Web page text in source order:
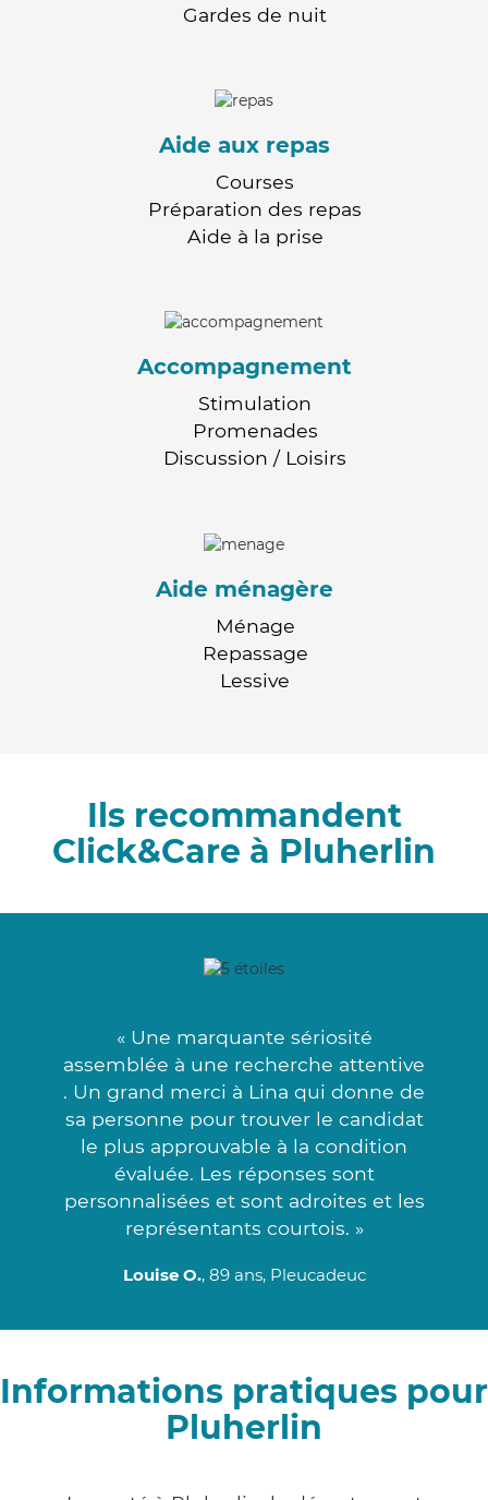
Gardes de nuit
Aide aux repas
Courses
Préparation des repas
Aide à la prise
Accompagnement
Stimulation
Promenades
Discussion / Loisirs
Aide ménagère
Ménage
Repassage
Lessive
Ils recommandent
Click&Care à Pluherlin
« Une marquante sériosité
assemblée à une recherche attentive
. Un grand merci à Lina qui donne de
sa personne pour trouver le candidat
le plus approuvable à la condition
évaluée. Les réponses sont
personnalisées et sont adroites et les
représentants courtois. »
Louise O., 89 ans, Pleucadeuc
Informations pratiques pour
Pluherlin